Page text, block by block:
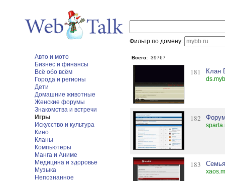
Фильтр по домену:
Авто и мото
Бизнес и финансы
Всё обо всём
Города и регионы
Дети
Домашние животные
Женские форумы
Знакомства и встречи
Игры
Искусство и культура
Кино
Кланы
Компьютеры
Манга и Аниме
Медицина и здоровье
Музыка
Непознанное
Всего: 39767
181 Клан
182
183